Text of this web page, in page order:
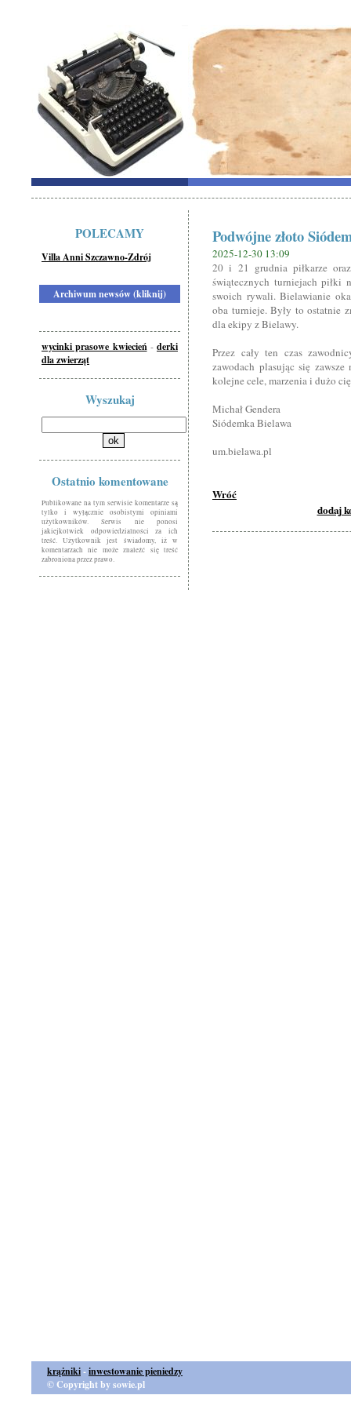
POLECAMY
Villa Anni Szczawno-Zdrój
Archiwum newsów (kliknij)
wycinki prasowe kwiecień - derki
dla zwierząt
Wyszukaj
Ostatnio komentowane
Publikowane na tym serwisie komentarze są
tylko i wyłącznie osobistymi opiniami
użytkowników. Serwis nie ponosi
jakiejkolwiek odpowiedzialności za ich
treść. Użytkownik jest świadomy, iż w
komentarzach nie może znaleźć się treść
zabroniona przez prawo.
Podwójne złoto
2025-12-30 13:09
20 i 21 grudnia piłkarze
świątecznych turniejach
swoich rywali. Bielawianie
oba turnieje. Były to ostatnie
dla ekipy z Bielawy.
Przez cały ten czas
zawodach plasując się
kolejne cele, marzenia i dużo
Michał Gendera
Siódemka Bielawa
um.bielawa.pl
Wróć
dodaj
krążniki-inwestowanie pieniedzy
© Copyright by sowie.pl